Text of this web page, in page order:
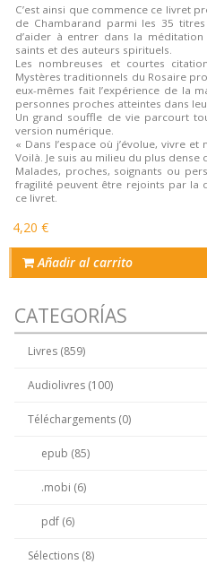
C’est ainsi que commence ce livret
de Chambarand parmi les 35
d’aider à entrer dans la
saints et des auteurs spirituels.
Les nombreuses et courtes
Mystères traditionnels du Rosaire
eux-mêmes fait l’expérience de la
personnes proches atteintes dans
Un grand souffle de vie parcourt
version numérique.
« Dans l’espace où j’évolue, vivre
Voilà. Je suis au milieu du plus dense
Malades, proches, soignants ou
fragilité peuvent être rejoints par la
ce livret.
4,20 €
Añadir al carrito
CATEGORÍAS
Livres (859)
Audiolivres (100)
Téléchargements (0)
epub (85)
.mobi (6)
pdf (6)
Sélections (8)